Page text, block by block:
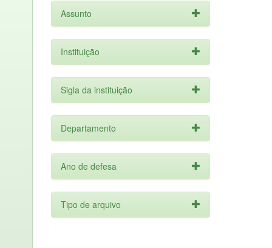
Assunto
Instituição
Sigla da instituição
Departamento
Ano de defesa
Tipo de arquivo